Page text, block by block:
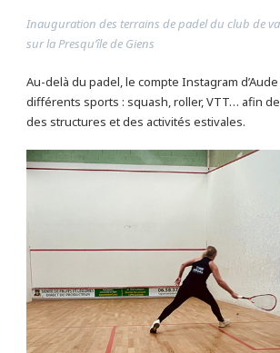
Inauguration des terrains de padel du club de
sur la Presqu’île de Giens
Au-delà du padel, le compte Instagram
différents sports : squash, roller, VTT… afin
des structures et des activités estivales.